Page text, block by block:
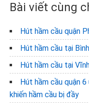
Bài viết cùng
Hút hầm cầu quận
Hút hầm cầu tại
Hút hầm cầu tại
Hút hầm cầu quận
khiến hầm cầu bị đầy